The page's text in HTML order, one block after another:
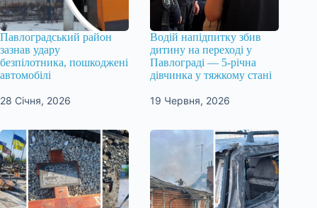
Павлоградський район
зазнав удару
безпілотника, пошкоджені
автомобілі
28 Січня, 2026
Водій напідпитку збив
дитину на переході у
Павлограді — 5-річна
дівчинка у тяжкому стані
19 Червня, 2026